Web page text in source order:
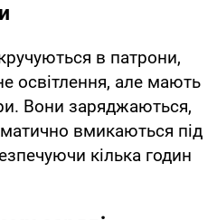
в патрони,
освітлення, але мають
Вони заряджаються,
вмикаються під
кілька годин